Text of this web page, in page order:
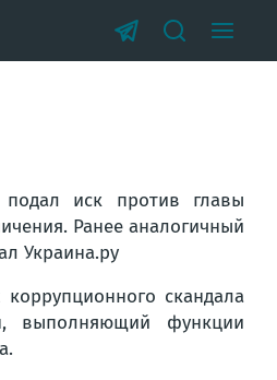
подал иск против главы
Ранее аналогичный
Украина.ру
скандала
выполняющий функции